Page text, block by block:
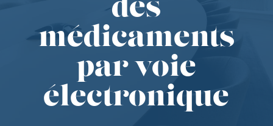
des
médicaments
par voie
électronique